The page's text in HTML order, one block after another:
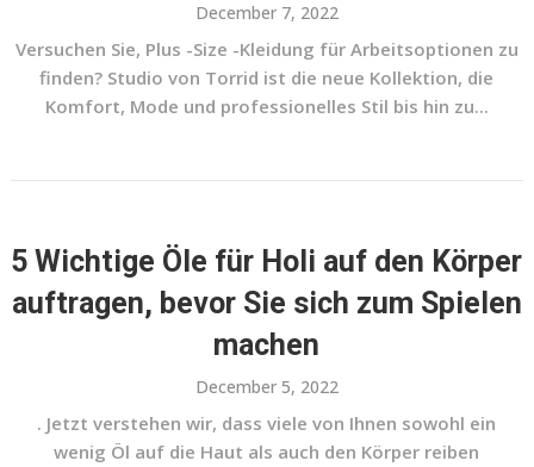
December 7, 2022
Versuchen Sie, Plus -Size -Kleidung für Arbeitsoptionen zu
finden? Studio von Torrid ist die neue Kollektion, die
Komfort, Mode und professionelles Stil bis hin zu...
5 Wichtige Öle für Holi auf den Körper
auftragen, bevor Sie sich zum Spielen
machen
December 5, 2022
. Jetzt verstehen wir, dass viele von Ihnen sowohl ein
wenig Öl auf die Haut als auch den Körper reiben